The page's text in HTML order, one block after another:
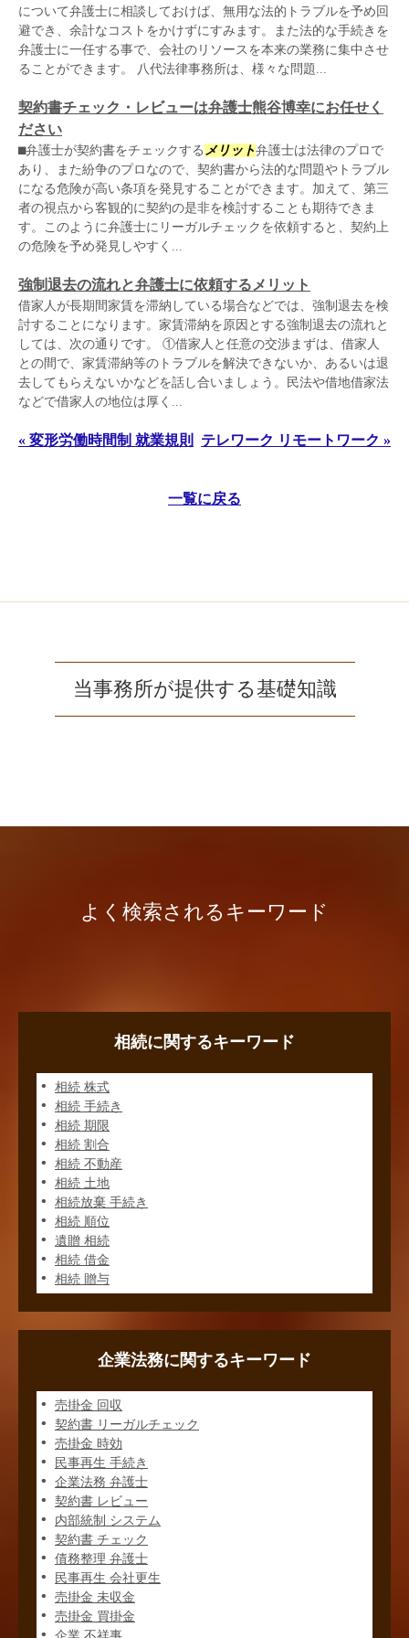
について弁護士に相談しておけば、無用な法的トラブルを予め回
避でき、余計なコストをかけずにすみます。また法的な手続きを
弁護士に一任する事で、会社のリソースを本来の業務に集中させ
ることができます。 八代法律事務所は、様々な問題...
契約書チェック・レビューは弁護士熊谷博幸にお任せく
ださい
⬛︎弁護士が契約書をチェックする メリット弁護士は法律のプロで
あり、また紛争のプロなので、契約書から法的な問題やトラブル
になる危険が高い条項を発見することができます。加えて、第三
者の視点から客観的に契約の是非を検討することも期待できま
す。このように弁護士にリーガルチェックを依頼すると、契約上
の危険を予め発見しやすく...
強制退去の流れと弁護士に依頼するメリット
借家人が長期間家賃を滞納している場合などでは、強制退去を検
討することになります。家賃滞納を原因とする強制退去の流れと
しては、次の通りです。 ①借家人と任意の交渉まずは、借家人
との間で、家賃滞納等のトラブルを解決できないか、あるいは退
去してもらえないかなどを話し合いましょう。民法や借地借家法
などで借家人の地位は厚く...
« 変形労働時間制 就業規則 テレワーク リモートワーク »
一覧に戻る
当事務所が提供する基礎知識
よく検索されるキーワード
相続に関するキーワード
相続 株式
相続 手続き
相続 期限
相続 割合
相続 不動産
相続 土地
相続放棄 手続き
相続 順位
遺贈 相続
相続 借金
相続 贈与
企業法務に関するキーワード
売掛金 回収
契約書 リーガルチェック
売掛金 時効
民事再生 手続き
企業法務 弁護士
契約書 レビュー
内部統制 システム
契約書 チェック
債務整理 弁護士
民事再生 会社更生
売掛金 未収金
売掛金 買掛金